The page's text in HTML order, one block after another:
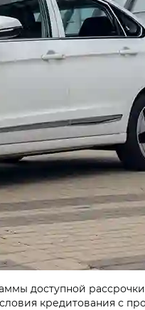
доступной
кредитования с